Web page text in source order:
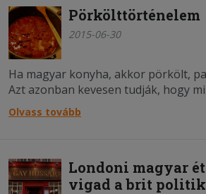
Pörkölttörténelem
2015-06-30
Ha magyar konyha, akkor pörkölt,
Azt azonban kevesen tudják, hogy
társadalmi hatásokkal, kitérőkkel
markáns ízvilágú finomságok a
Olvass tovább
Londoni magyar
vigad a brit